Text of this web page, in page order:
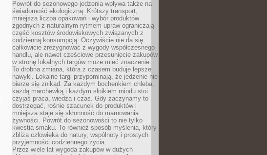
Powrót do sezonowego jedzenia wpływa także na
świadomość ekologiczną. Krótszy transport,
mniejsza liczba opakowań i wybór produktów
zgodnych z naturalnym rytmem upraw ograniczają
część kosztów środowiskowych związanych z
codzienną konsumpcją. Oczywiście nie da się
całkowicie zrezygnować z wygody współczesnego
handlu, ale nawet częściowe przesunięcie zakupów
w stronę lokalnych targów może mieć znaczenie.
To drobna zmiana, która z czasem buduje lepsze
nawyki. Lokalne targi przypominają, że jedzenie nie
bierze się znikąd. Za każdym bochenkiem chleba,
każdą marchewką i każdym słoikiem miodu stoi
czyjaś praca, wiedza i czas. Gdy zaczynamy to
dostrzegać, rośnie szacunek do produktów i
mniejsza staje się skłonność do marnowania
żywności. Powrót do sezonowości to nie tylko
kwestia smaku. To również sposób myślenia, który
zbliża człowieka do natury, wspólnoty i prostych
przyjemności codziennego życia.
Przez wiele lat wygoda zakupów w dużych